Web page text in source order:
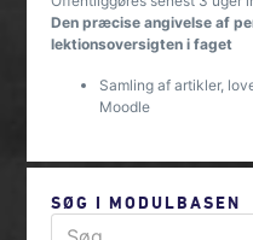
Den præcise angivelse af
lektionsoversigten i faget
Samling af artikler,
Moodle
SØG I MODULBASEN